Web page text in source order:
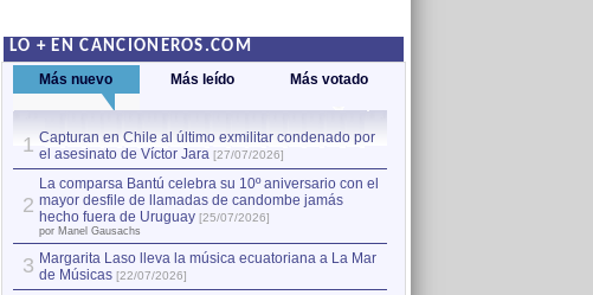
LO + EN CANCIONEROS.COM
Más nuevo Más leído Más votado
1 Capturan en Chile al último exmilitar condenado por
el asesinato de Víctor Jara [27/07/2026]
2
La comparsa Bantú celebra su 10º aniversario con el
mayor desfile de llamadas de candombe jamás
hecho fuera de Uruguay [25/07/2026]
por Manel Gausachs
3 Margarita Laso lleva la música ecuatoriana a La Mar
de Músicas [22/07/2026]